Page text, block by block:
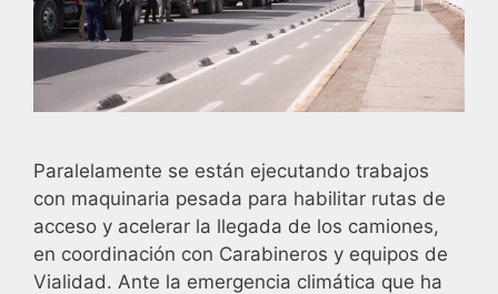
Paralelamente se están ejecutando trabajos
con maquinaria pesada para habilitar rutas de
acceso y acelerar la llegada de los camiones,
en coordinación con Carabineros y equipos de
Vialidad. Ante la emergencia climática que ha